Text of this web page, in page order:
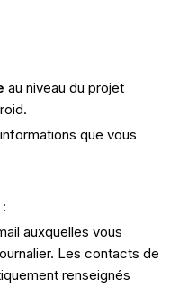
au niveau du projet
que vous
auxquelles vous
Les contacts de
renseignés